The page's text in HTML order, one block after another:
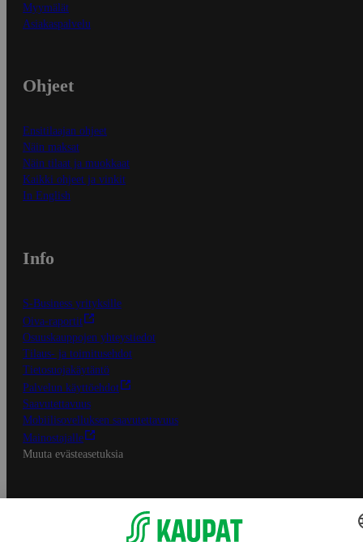
Myymälät
Asiakaspalvelu
Ohjeet
Ensitilaajan ohjeet
Näin maksat
Näin tilaat ja muokkaat
Kaikki ohjeet ja vinkit
In English
Info
S-Business yrityksille
Oiva-raportit
Osuuskauppojen yhteystiedot
Tilaus- ja toimitusehdot
Tietosuojakäytäntö
Palvelun käyttöehdot
Saavutettavuus
Mobiilisovelluksen saavutettavuus
Mainostajalle
Muuta evästeasetuksia
S-ryhmän palvelut